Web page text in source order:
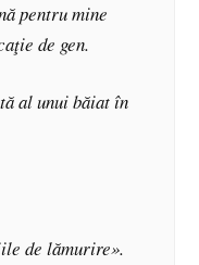
pentru mine
de gen.
al unui băiat în
de lămurire».